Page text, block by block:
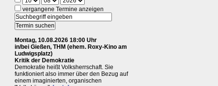
vergangene Termine anzeigen
Montag, 10.08.2026 18:00 Uhr
in/bei Gießen, THM (ehem. Roxy-Kino am
Ludwigsplatz)
Kritik der Demokratie
Demokratie heißt Volksherrschaft. Sie
funktioniert also immer über den Bezug auf
einem imaginierten, organischen